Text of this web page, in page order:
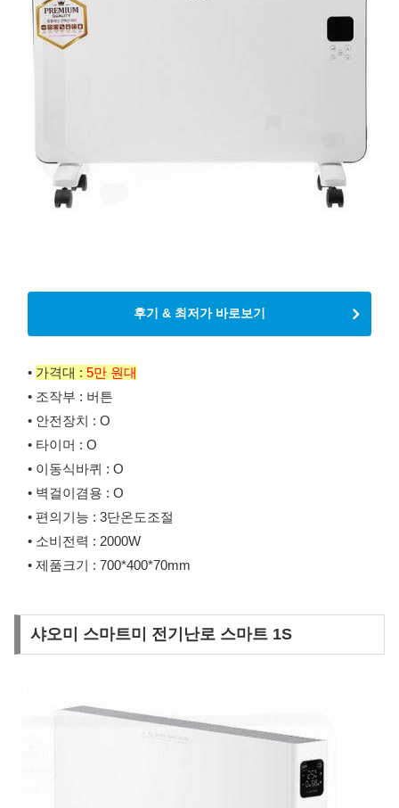
후기 & 최저가 바로보기
• 가격대 : 5만 원대
• 조작부 : 버튼
• 안전장치 : O
• 타이머 : O
• 이동식바퀴 : O
• 벽걸이겸용 : O
• 편의기능 : 3단온도조절
• 소비전력 : 2000W
• 제품크기 : 700*400*70mm
샤오미 스마트미 전기난로 스마트 1S